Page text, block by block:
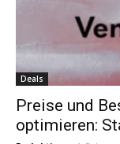
Deals
Preise und
optimieren: